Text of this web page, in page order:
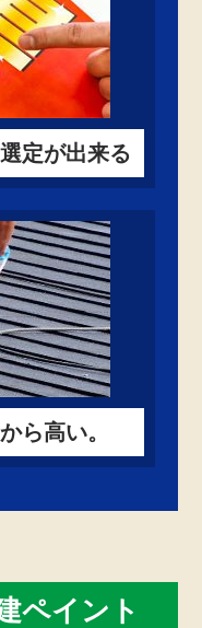
定が出来る
ら高い。
ペイント